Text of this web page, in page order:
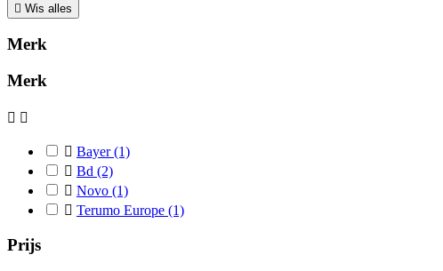
 Wis alles
Merk
Merk
 
 Bayer(1)
 Bd (2)
 Novo (1)
 Terumo Europe (1)
Prijs